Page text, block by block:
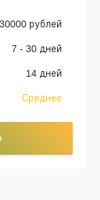
рублей
7 - 30 дней
14 дней
Среднее